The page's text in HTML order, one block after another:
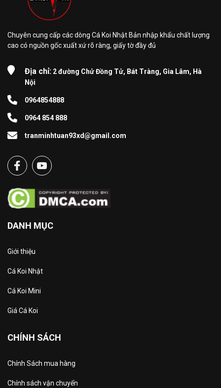
Chuyên cung cấp các dòng Cá Koi Nhật Bản nhập khẩu chất lượng
cao có nguồn gốc xuất xứ rõ ràng, giấy tờ đầy đủ
Địa chỉ: 2 đường Chử Đồng Tử, Bát Tràng, Gia Lâm, Hà
Nội
0964854888
0964 854 888
tranminhtuan93xd@gmail.com
DANH MỤC
Giới thiệu
Cá Koi Nhật
Cá Koi Mini
Giá Cá Koi
CHÍNH SÁCH
Chính Sách mua hàng
Chính sách vận chuyển